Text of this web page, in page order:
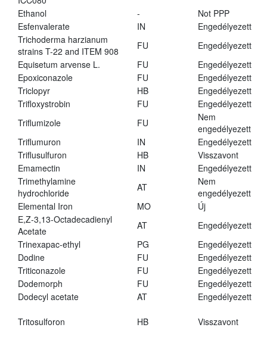
Ethanol -
Not PPP
Esfenvalerate
IN
Engedélyezett
Trichoderma harzianum
strains T-22 and ITEM 908
FU
Engedélyezett
Equisetum arvense L.
FU
Engedélyezett
Epoxiconazole
FU
Engedélyezett
Triclopyr
HB
Engedélyezett
Trifloxystrobin
FU
Engedélyezett
Triflumizole
FU
Nem
engedélyezett
Triflumuron
IN
Engedélyezett
Triflusulfuron
HB
Visszavont
Emamectin
IN
Engedélyezett
Trimethylamine
hydrochloride
AT
Nem
engedélyezett
Elemental Iron
MO
Új
E,Z-3,13-Octadecadienyl
Acetate
AT
Engedélyezett
Trinexapac-ethyl
PG
Engedélyezett
Dodine
FU
Engedélyezett
Triticonazole
FU
Engedélyezett
Dodemorph
FU
Engedélyezett
Dodecyl acetate
AT Engedélyezett
Tritosulforon HB Visszavont